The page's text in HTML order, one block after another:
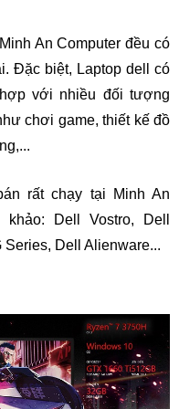
An Computer đều có
Đặc biệt, Laptop dell có
với nhiều đối tượng
chơi game, thiết kế đồ
rất chạy tại Minh An
Dell Vostro, Dell
Series, Dell Alienware...